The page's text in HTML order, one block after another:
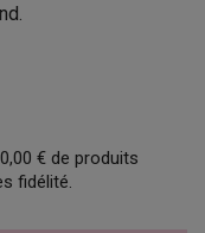
€ de produits
fidélité.